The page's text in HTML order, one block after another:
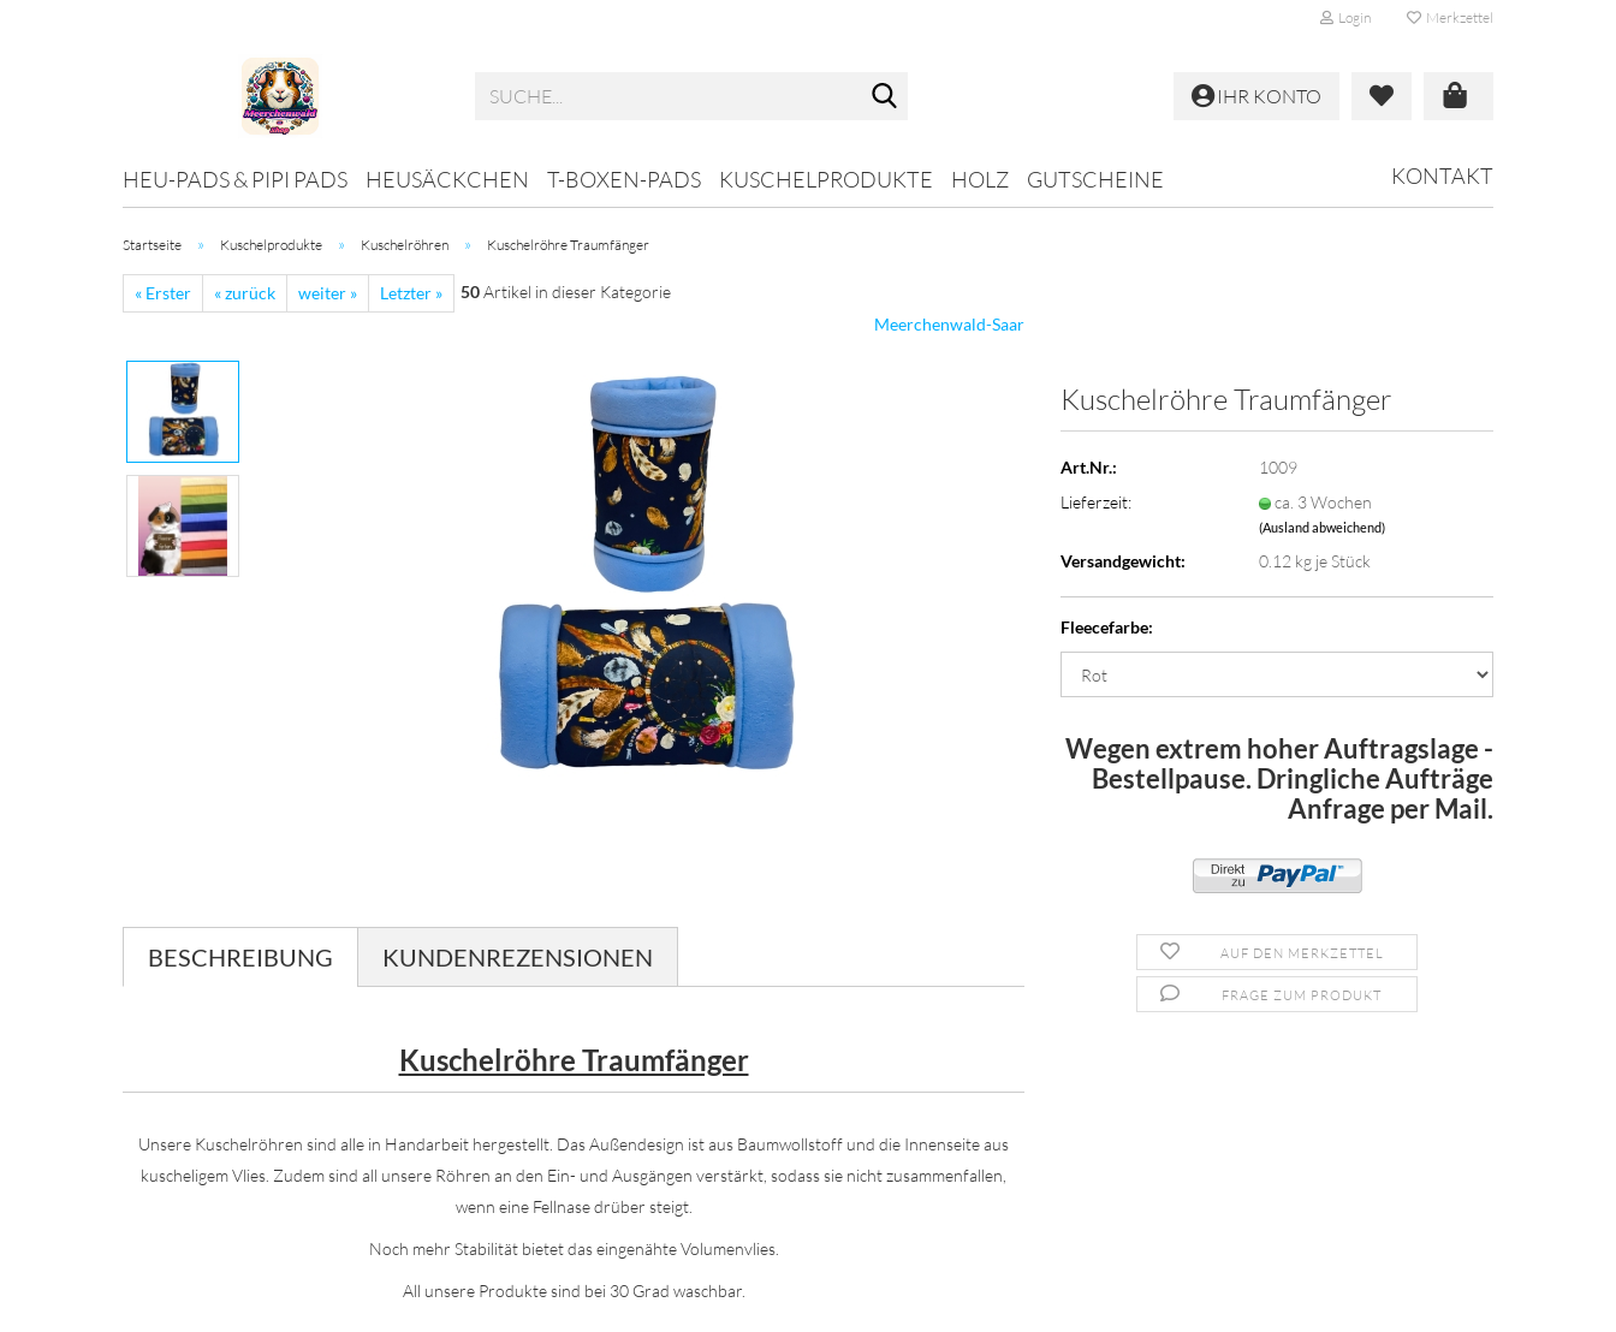
Login Merkzettel
IHR KONTO
HEU-PADS & PIPI PADS HEUSÄCKCHEN T-BOXEN-PADS KUSCHELPRODUKTE HOLZ GUTSCHEINE KONTAKT
Startseite » Kuschelprodukte » Kuschelröhren » Kuschelröhre Traumfänger
« Erster « zurück weiter » Letzter » 50Artikel in dieser Kategorie
Meerchenwald-Saar
Kuschelröhre Traumfänger
Art.Nr.:
1009
Lieferzeit:
ca. 3 Wochen
(Ausland abweichend)
Versandgewicht: 0.12 kg je Stück
Fleecefarbe:
Wegen extrem hoher Auftragslage -
Bestellpause. Dringliche Aufträge
Anfrage per Mail.
AUF DEN MERKZETTEL
FRAGE ZUM PRODUKT
BESCHREIBUNG KUNDENREZENSIONEN
Kuschelröhre Traumfänger
Unsere Kuschelröhren sind alle in Handarbeit hergestellt. Das Außendesign ist aus Baumwollstoff und die Innenseite aus
kuscheligem Vlies. Zudem sind all unsere Röhren an den Ein- und Ausgängen verstärkt, sodass sie nicht zusammenfallen,
wenn eine Fellnase drüber steigt.
Noch mehr Stabilität bietet das eingenähte Volumenvlies.
All unsere Produkte sind bei 30 Grad waschbar.